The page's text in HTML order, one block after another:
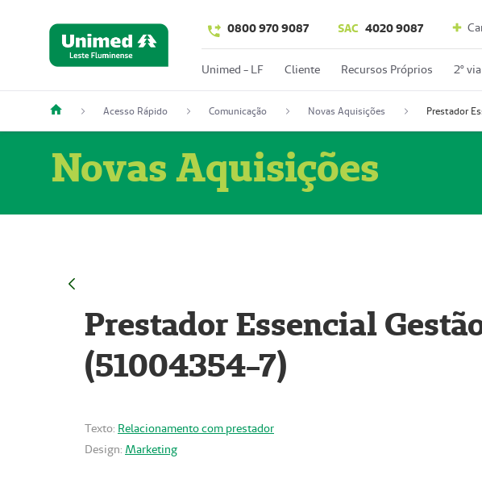
0800 970 9087 SAC 4020 9087
Unimed - LF Cliente Recursos Próprios 2º
Acesso Rápido Comunicação Novas Aquisições
Novas Aquisições
Prestador Essencial
(51004354-7)
Texto: Relacionamento com prestador
Design: Marketing